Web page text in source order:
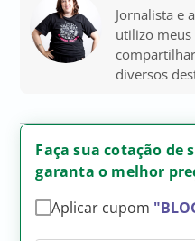
Jornalista e
utilizo meus
diversos
Faça sua cotação de
garanta o melhor
Aplicar cupom